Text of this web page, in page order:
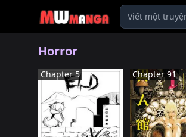
Horror
Chapter 5 Chapter 91